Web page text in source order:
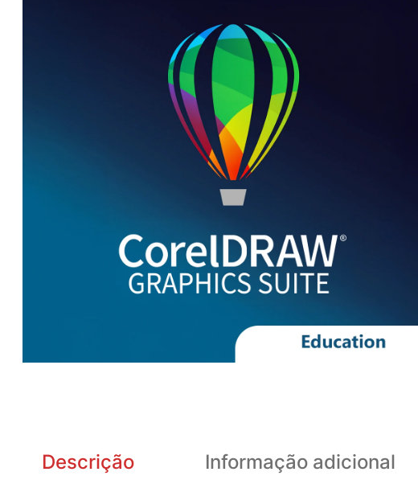
Descrição Informação adicional